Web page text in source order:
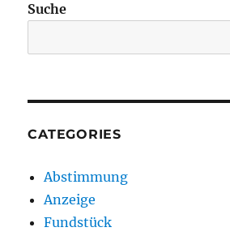
Suche
CATEGORIES
Abstimmung
Anzeige
Fundstück